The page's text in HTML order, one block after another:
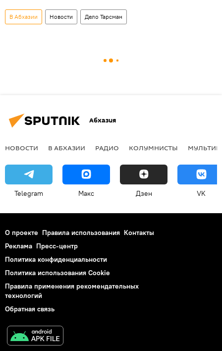
В Абхазии Новости Дело Тарсман
Абхазия
НОВОСТИ В АБХАЗИИ РАДИО КОЛУМНИСТЫ
Telegram Макс Дзен VK
О проекте Правила использования Контакты
Реклама Пресс-центр
Политика конфиденциальности
Политика использования Cookie
Правила применения рекомендательных
технологий
Обратная связь